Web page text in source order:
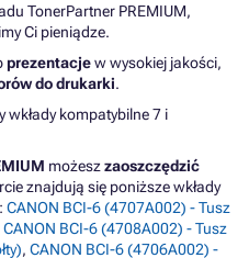
TonerPartner PREMIUM,
Ci pieniądze.
prezentacjew wysokiej jakości,
do drukarki.
wkłady kompatybilne 7 i
możeszzaoszczędzić
znajdują się poniższe wkłady
CANON BCI-6 (4707A002) - Tusz
CANON BCI-6 (4708A002) - Tusz
, CANON BCI-6 (4706A002) -